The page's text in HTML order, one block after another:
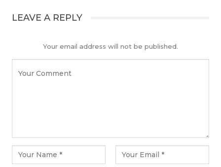
LEAVE A REPLY
Your email address will not be published.